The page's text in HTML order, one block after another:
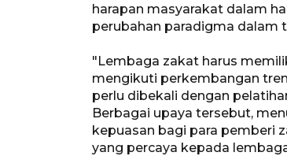
harapan masyarakat dalam
perubahan paradigma dalam
"Lembaga zakat harus
mengikuti perkembangan
perlu dibekali dengan
Berbagai upaya tersebut,
kepuasan bagi para pemberi
yang percaya kepada